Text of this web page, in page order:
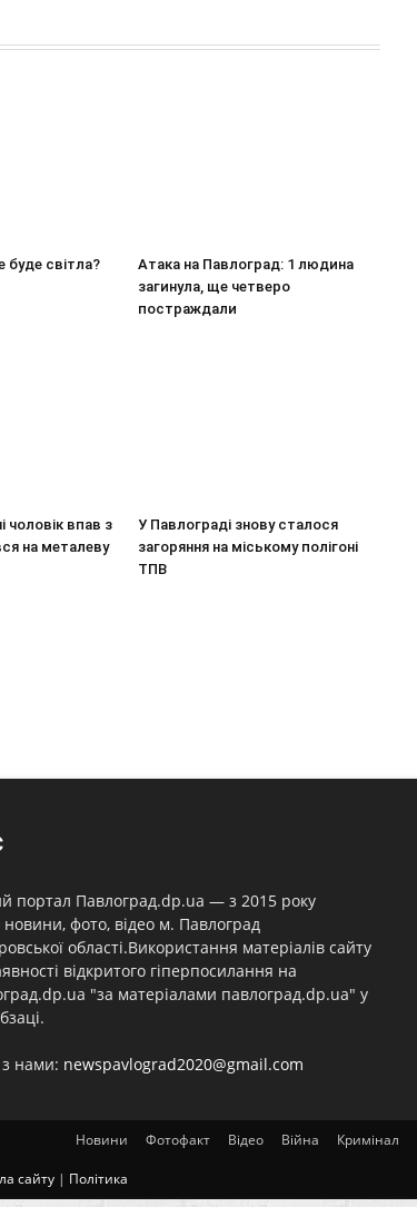
буде світла?
Атака на Павлоград: 1 людина
загинула, ще четверо
постраждали
чоловік впав з
на металеву
У Павлограді знову сталося
загоряння на міському полігоні
ТПВ
портал Павлоград.dp.ua — з 2015 року
новини, фото, відео м. Павлоград
області.Використання матеріалів сайту
відкритого гіперпосилання на
"за матеріалами павлоград.dp.ua" у
нами: newspavlograd2020@gmail.com
Новини Фотофакт Відео Війна Кримінал
сайту | Політика